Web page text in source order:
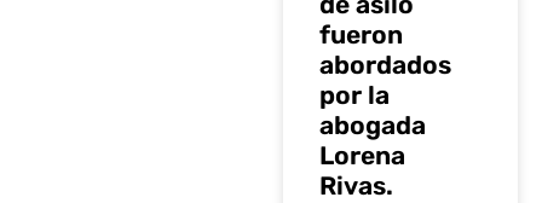
fueron
abordados
por la
abogada
Lorena
Rivas.